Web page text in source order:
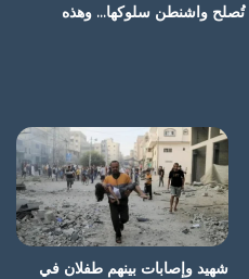
تُصلح واشنطن سلوكها… وهذه
شهيد وإصابات بينهم طفلان في